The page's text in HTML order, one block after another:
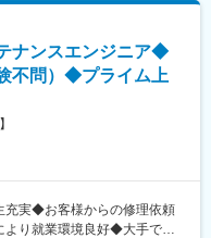
要望に伴う変更等の一部修
は、現場にて追加で必要な
圏内がほとんど。基本的に
が一宿泊を伴う出張が発生
が発生するため、土日や、祝
日出勤の場合は振替休日を
ナンスエンジニア◆
不問）◆プライム上
充実◆お客様からの修理依頼
り就業環境良好◆大手で育